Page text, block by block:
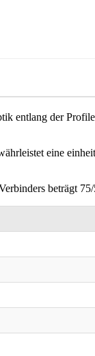
entlang der
eine
beträgt